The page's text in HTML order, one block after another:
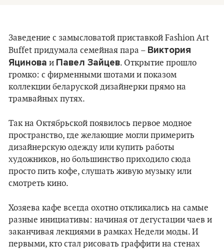
Заведение с замысловатой приставкой Fashion Art
Buffet придумала семейная пара – Виктория
Яцинова и Павел Зайцев. Открытие прошло
громко: с фирменными шотами и показом
коллекции беларуской дизайнерки прямо на
трамвайных путях.
Так на Октябрьской появилось первое модное
пространство, где желающие могли примерить
дизайнерскую одежду или купить работы
художников, но большинство приходило сюда
просто пить кофе, слушать живую музыку или
смотреть кино.
Хозяева кафе всегда охотно откликались на самые
разные инициативы: начиная от дегустации чаев и
заканчивая лекциями в рамках Недели моды. И
первыми, кто стал рисовать граффити на стенах